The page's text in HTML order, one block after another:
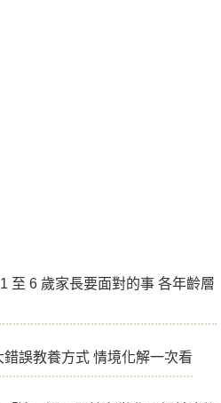
至 6 歲家長要面對的事 各年齡層
誤教養方式 情境化解一次看